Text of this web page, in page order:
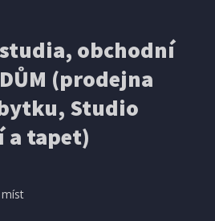
obchodní
(prodejna
Studio
a tapet)